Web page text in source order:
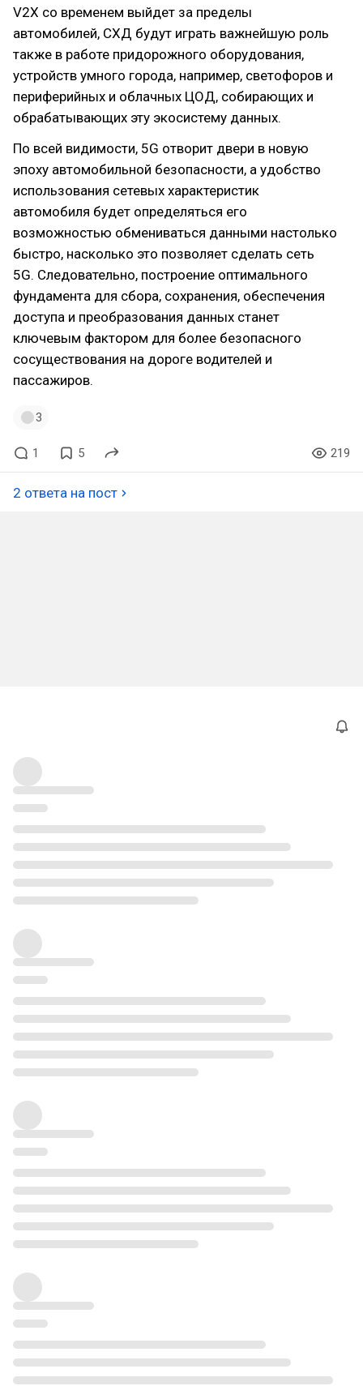
V2X со временем выйдет за пределы
автомобилей, СХД будут играть важнейшую роль
также в работе придорожного оборудования,
устройств умного города, например, светофоров и
периферийных и облачных ЦОД, собирающих и
обрабатывающих эту экосистему данных.
По всей видимости, 5G отворит двери в новую
эпоху автомобильной безопасности, а удобство
использования сетевых характеристик
автомобиля будет определяться его
возможностью обмениваться данными настолько
быстро, насколько это позволяет сделать сеть
5G. Следовательно, построение оптимального
фундамента для сбора, сохранения, обеспечения
доступа и преобразования данных станет
ключевым фактором для более безопасного
сосуществования на дороге водителей и
пассажиров.
3
1 5 219
2 ответа на пост